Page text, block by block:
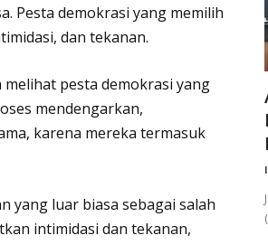
Pesta demokrasi yang memilih
dan tekanan.
pesta demokrasi yang
mendengarkan,
karena mereka termasuk
yang luar biasa sebagai salah
intimidasi dan tekanan,